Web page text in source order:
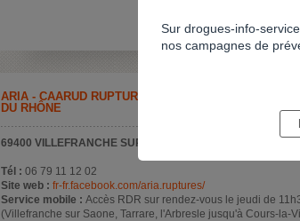
ARIA - CAARUD RUPTURES SUR TOUT LE NORD DU
DU RHÔNE
69400 VILLEFRANCHE SUR SAONE
Tél : 06 79 11 12 02
Site web : fr-fr.facebook.com/aria.ruptures/
Service mobile : Accès RDR sur rendez-vous le jeudi de
(Villefranche sur Saone, Tarrare, l'Arbresle jusqu'à Cours-la-
Sur drogues-info-
nos campagnes de